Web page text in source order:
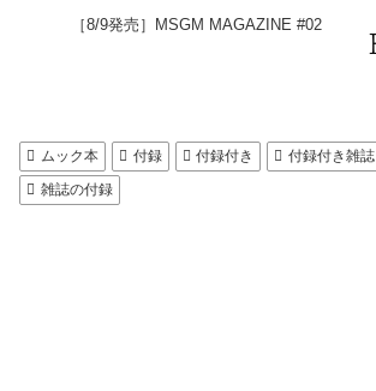
［8/9発売］MSGM MAGAZINE #02
ムック本 付録 付録付き 付録付き雑誌
雑誌の付録